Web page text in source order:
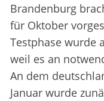
Brandenburg
für Oktober
Testphase wurde
weil es an
An dem
Januar wurde